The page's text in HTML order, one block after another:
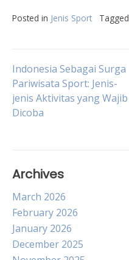
Posted in Jenis Sport Tagged
Post
navigation
Indonesia Sebagai Surga
Pariwisata Sport: Jenis-
jenis Aktivitas yang Wajib
Dicoba
Archives
March 2026
February 2026
January 2026
December 2025